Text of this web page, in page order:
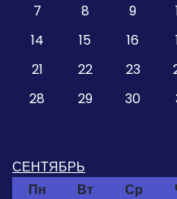
7
8 9
14
15 16
21
22 23
28
29 30
СЕНТЯБРЬ
Пн
Вт Ср